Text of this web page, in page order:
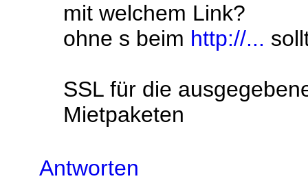
mit welchem Link?
ohne s beim http://...
SSL für die
Mietpaketen
Antworten